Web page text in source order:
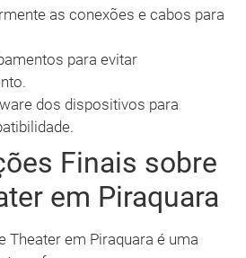
as conexões e cabos para
para evitar
dos dispositivos para
Finais sobre
em Piraquara
Theater em Piraquara é uma